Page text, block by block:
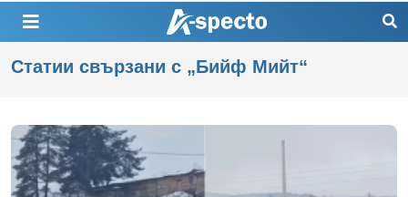
Статии свързани с „Бийф Мийт“